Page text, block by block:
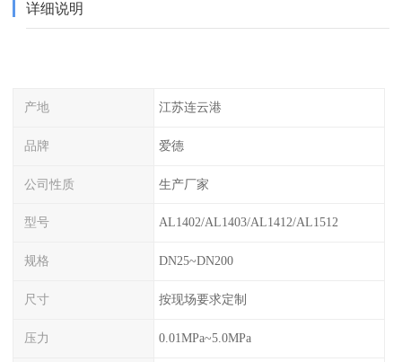
详细说明
产地 江苏连云港
品牌 爱德
公司性质 生产厂家
型号 AL1402/AL1403/AL1412/AL1512
规格 DN25~DN200
尺寸 按现场要求定制
压力 0.01MPa~5.0MPa